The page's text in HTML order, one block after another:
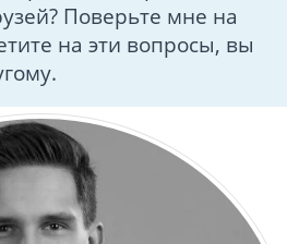
Поверьте мне на
на эти вопросы, вы